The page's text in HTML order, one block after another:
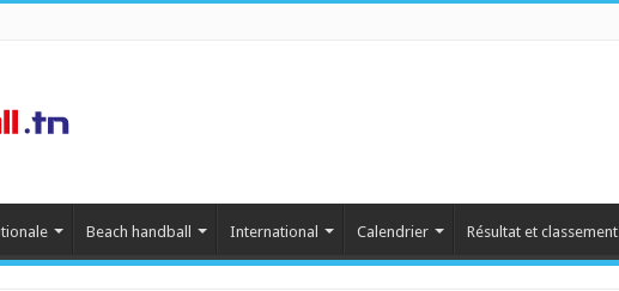
Beach handball International Calendrier Résultat et classement